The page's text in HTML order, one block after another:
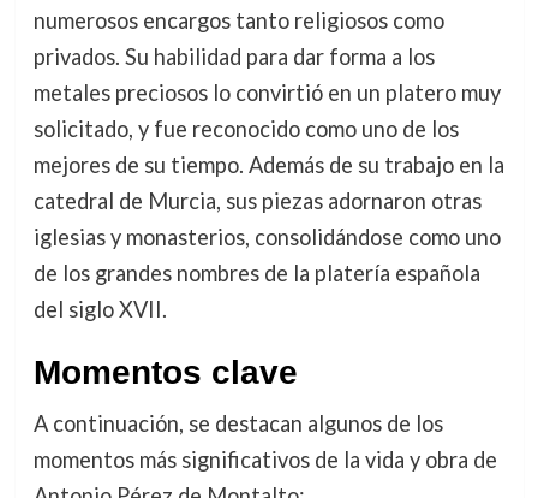
numerosos encargos tanto religiosos como
privados. Su habilidad para dar forma a los
metales preciosos lo convirtió en un platero muy
solicitado, y fue reconocido como uno de los
mejores de su tiempo. Además de su trabajo en la
catedral de Murcia, sus piezas adornaron otras
iglesias y monasterios, consolidándose como uno
de los grandes nombres de la platería española
del siglo XVII.
Momentos clave
A continuación, se destacan algunos de los
momentos más significativos de la vida y obra de